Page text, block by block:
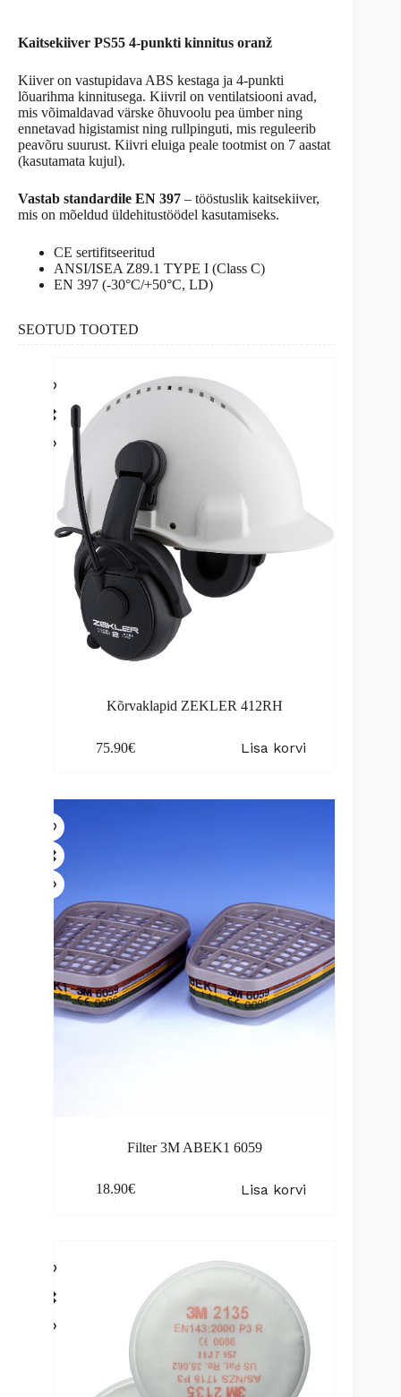
Kaitsekiiver PS55 4-punkti kinnitus oranž
Kiiver on vastupidava ABS kestaga ja 4-punkti
lõuarihma kinnitusega. Kiivril on ventilatsiooni avad,
mis võimaldavad värske õhuvoolu pea ümber ning
ennetavad higistamist ning rullpinguti, mis reguleerib
peavõru suurust. Kiivri eluiga peale tootmist on 7 aastat
(kasutamata kujul).
Vastab standardile EN 397 – tööstuslik kaitsekiiver,
mis on mõeldud üldehitustöödel kasutamiseks.
CE sertifitseeritud
ANSI/ISEA Z89.1 TYPE I (Class C)
EN 397 (-30°C/+50°C, LD)
SEOTUD TOOTED
Kõrvaklapid ZEKLER 412RH
75.90€ Lisa korvi
Filter 3M ABEK1 6059
18.90€ Lisa korvi